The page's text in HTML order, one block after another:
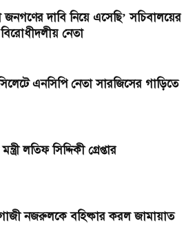
দাবি নিয়ে এসেছি’ সচিবালয়ের
নেতা
এনসিপি নেতা সারজিসের গাড়িতে
লতিফ সিদ্দিকী গ্রেপ্তার
নজরুলকে বহিষ্কার করল জামায়াত